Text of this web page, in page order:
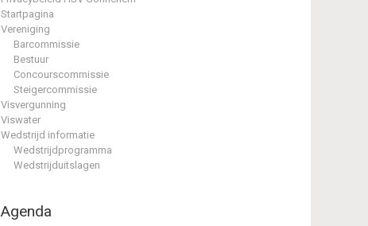
Startpagina
Vereniging
Barcommissie
Bestuur
Concourscommissie
Steigercommissie
Visvergunning
Viswater
Wedstrijd informatie
Wedstrijdprogramma
Wedstrijduitslagen
Agenda